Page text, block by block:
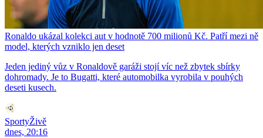
Ronaldo ukázal kolekci aut v hodnotě 700 milionů Kč. Patří mezi ně
model, kterých vzniklo jen deset
Jeden jediný vůz v Ronaldově garáži stojí víc než zbytek sbírky
dohromady. Je to Bugatti, které automobilka vyrobila v pouhých
deseti kusech.
SportyŽivě
dnes, 20:16